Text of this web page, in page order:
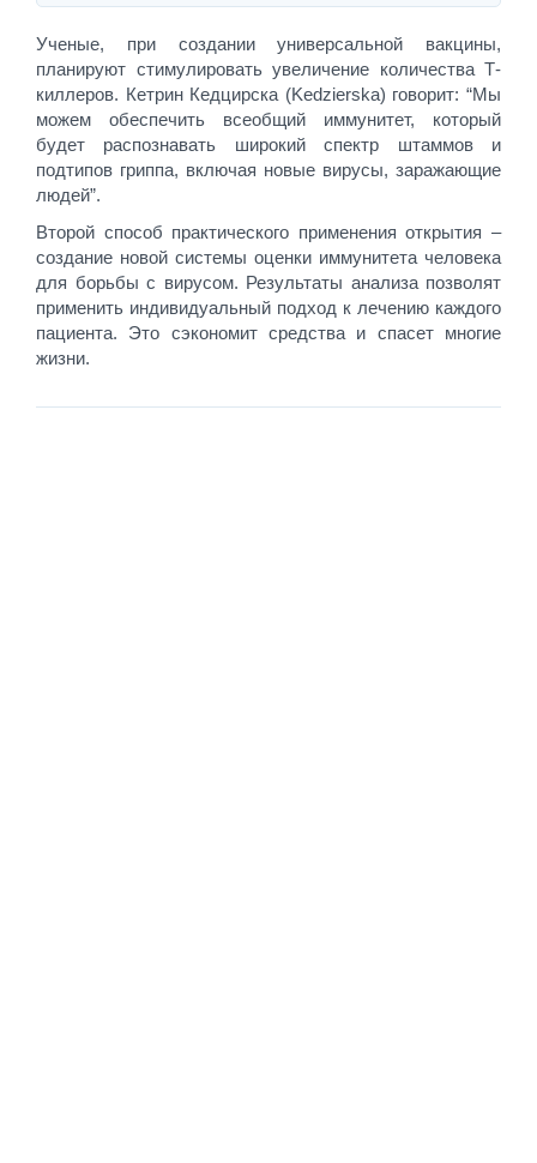
Ученые, при создании универсальной вакцины,
планируют стимулировать увеличение количества Т-
киллеров. Кетрин Кедцирска (Kedzierska) говорит: “Мы
можем обеспечить всеобщий иммунитет, который
будет распознавать широкий спектр штаммов и
подтипов гриппа, включая новые вирусы, заражающие
людей”.
Второй способ практического применения открытия –
создание новой системы оценки иммунитета человека
для борьбы с вирусом. Результаты анализа позволят
применить индивидуальный подход к лечению каждого
пациента. Это сэкономит средства и спасет многие
жизни.